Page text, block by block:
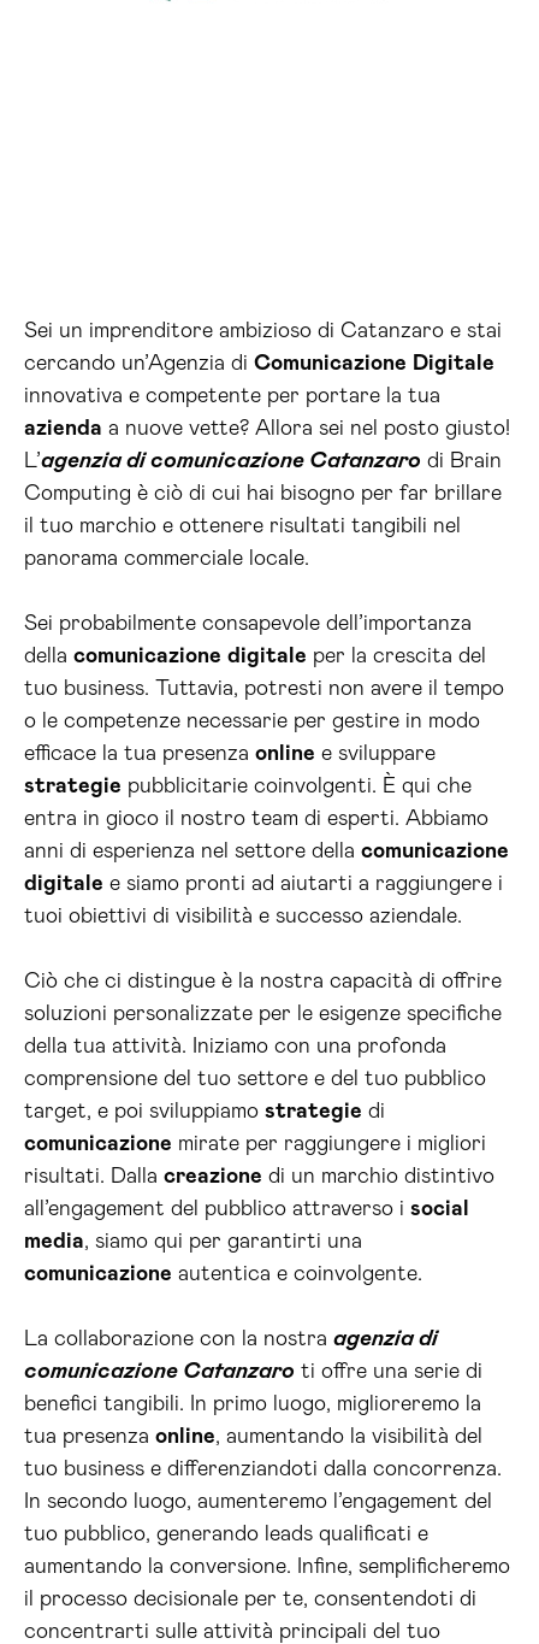
Sei un imprenditore ambizioso di Catanzaro e stai
cercando un’Agenzia di Comunicazione Digitale
innovativa e competente per portare la tua
azienda a nuove vette? Allora sei nel posto giusto!
L’agenzia di comunicazione Catanzaro di Brain
Computing è ciò di cui hai bisogno per far brillare
il tuo marchio e ottenere risultati tangibili nel
panorama commerciale locale.
Sei probabilmente consapevole dell’importanza
della comunicazione digitale per la crescita del
tuo business. Tuttavia, potresti non avere il tempo
o le competenze necessarie per gestire in modo
efficace la tua presenza online e sviluppare
strategie pubblicitarie coinvolgenti. È qui che
entra in gioco il nostro team di esperti. Abbiamo
anni di esperienza nel settore della comunicazione
digitale e siamo pronti ad aiutarti a raggiungere i
tuoi obiettivi di visibilità e successo aziendale.
Ciò che ci distingue è la nostra capacità di offrire
soluzioni personalizzate per le esigenze specifiche
della tua attività. Iniziamo con una profonda
comprensione del tuo settore e del tuo pubblico
target, e poi sviluppiamo strategie di
comunicazione mirate per raggiungere i migliori
risultati. Dalla creazione di un marchio distintivo
all’engagement del pubblico attraverso i social
media, siamo qui per garantirti una
comunicazione autentica e coinvolgente.
La collaborazione con la nostra agenzia di
comunicazione Catanzaro ti offre una serie di
benefici tangibili. In primo luogo, miglioreremo la
tua presenza online, aumentando la visibilità del
tuo business e differenziandoti dalla concorrenza.
In secondo luogo, aumenteremo l’engagement del
tuo pubblico, generando leads qualificati e
aumentando la conversione. Infine, semplificheremo
il processo decisionale per te, consentendoti di
concentrarti sulle attività principali del tuo